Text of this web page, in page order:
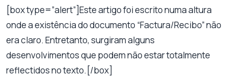
[box type=”alert”]Este artigo foi escrito numa altura
onde a existência do documento “Factura/Recibo” não
era claro. Entretanto, surgiram alguns
desenvolvimentos que podem não estar totalmente
reflectidos no texto.[/box]